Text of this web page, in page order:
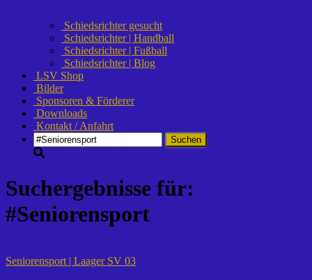
Schiedsrichter gesucht
Schiedsrichter | Handball
Schiedsrichter | Fußball
Schiedsrichter | Blog
LSV Shop
Bilder
Sponsoren & Förderer
Downloads
Kontakt / Anfahrt
Suchen
nach:
Suchergebnisse für:
#Seniorensport
Seniorensport | Laager SV 03